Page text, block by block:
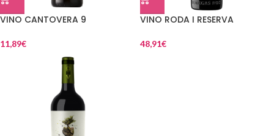
VINO CANTOVERA 9
11,89€
VINO RODA I RESERVA
48,91€